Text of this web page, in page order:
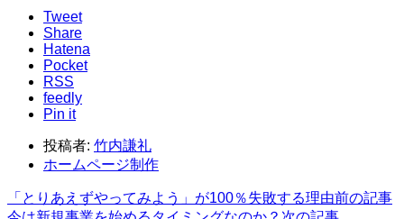
Tweet
Share
Hatena
Pocket
RSS
feedly
Pin it
投稿者: 竹内謙礼
ホームページ制作
「とりあえずやってみよう」が100％失敗する理由前の記事